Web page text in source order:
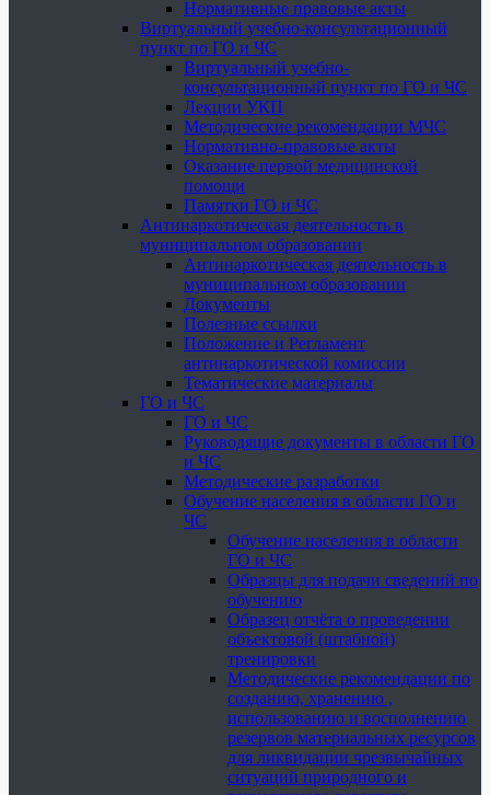
Нормативные правовые акты
Виртуальный учебно-консультационный
пункт по ГО и ЧС
Виртуальный учебно-
консультационный пункт по ГО и ЧС
Лекции УКП
Методические рекомендации МЧС
Нормативно-правовые акты
Оказание первой медицинской
помощи
Памятки ГО и ЧС
Антинаркотическая деятельность в
муниципальном образовании
Антинаркотическая деятельность в
муниципальном образовании
Документы
Полезные ссылки
Положение и Регламент
антинаркотической комиссии
Тематические материалы
ГО и ЧС
ГО и ЧС
Руководящие документы в области ГО
и ЧС
Методические разработки
Обучение населения в области ГО и
ЧС
Обучение населения в области
ГО и ЧС
Образцы для подачи сведений по
обучению
Образец отчёта о проведении
объектовой (штабной)
тренировки
Методические рекомендации по
созданию, хранению ,
использованию и восполнению
резервов материальных ресурсов
для ликвидации чрезвычайных
ситуаций природного и